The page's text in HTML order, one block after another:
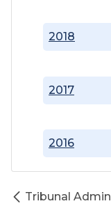
2016
2017
2018
Tribunal